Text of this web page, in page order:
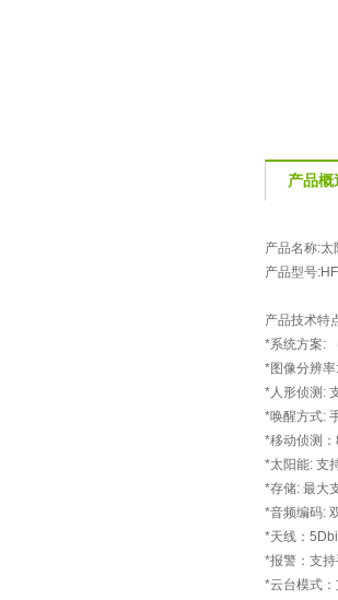
产品概
产品名称:
产品型号
产品技术特
*系统方案:
*图像分辨
*人形侦测:
*唤醒方式:
*移动侦测
*太阳能: 支
*存储: 最大
*音频编码:
*天线：
*报警：支
*云台模式